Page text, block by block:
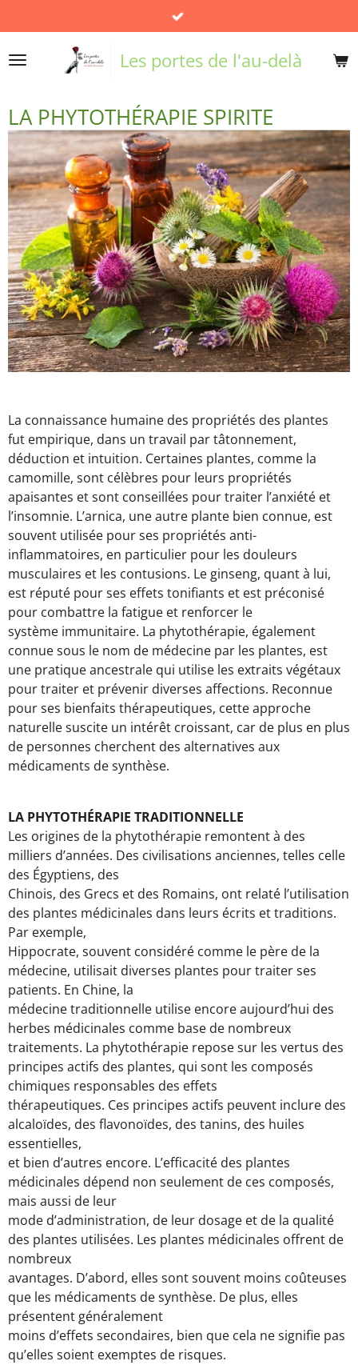
au
contenu
Les portes de l'au-delà
LA PHYTOTHÉRAPIE SPIRITE
La connaissance humaine des propriétés des plantes
fut empirique, dans un travail par tâtonnement,
déduction et intuition. Certaines plantes, comme la
camomille, sont célèbres pour leurs propriétés
apaisantes et sont conseillées pour traiter l’anxiété et
l’insomnie. L’arnica, une autre plante bien connue, est
souvent utilisée pour ses propriétés anti-
inflammatoires, en particulier pour les douleurs
musculaires et les contusions. Le ginseng, quant à lui,
est réputé pour ses effets tonifiants et est préconisé
pour combattre la fatigue et renforcer le
système immunitaire. La phytothérapie, également
connue sous le nom de médecine par les plantes, est
une pratique ancestrale qui utilise les extraits végétaux
pour traiter et prévenir diverses affections. Reconnue
pour ses bienfaits thérapeutiques, cette approche
naturelle suscite un intérêt croissant, car de plus en plus
de personnes cherchent des alternatives aux
médicaments de synthèse.
LA PHYTOTHÉRAPIE TRADITIONNELLE
Les origines de la phytothérapie remontent à des
milliers d’années. Des civilisations anciennes, telles celle
des Égyptiens, des
Chinois, des Grecs et des Romains, ont relaté l’utilisation
des plantes médicinales dans leurs écrits et traditions.
Par exemple,
Hippocrate, souvent considéré comme le père de la
médecine, utilisait diverses plantes pour traiter ses
patients. En Chine, la
médecine traditionnelle utilise encore aujourd’hui des
herbes médicinales comme base de nombreux
traitements. La phytothérapie repose sur les vertus des
principes actifs des plantes, qui sont les composés
chimiques responsables des effets
thérapeutiques. Ces principes actifs peuvent inclure des
alcaloïdes, des flavonoïdes, des tanins, des huiles
essentielles,
et bien d’autres encore. L’efficacité des plantes
médicinales dépend non seulement de ces composés,
mais aussi de leur
mode d’administration, de leur dosage et de la qualité
des plantes utilisées. Les plantes médicinales offrent de
nombreux
avantages. D’abord, elles sont souvent moins coûteuses
que les médicaments de synthèse. De plus, elles
présentent généralement
moins d’effets secondaires, bien que cela ne signifie pas
qu’elles soient exemptes de risques.